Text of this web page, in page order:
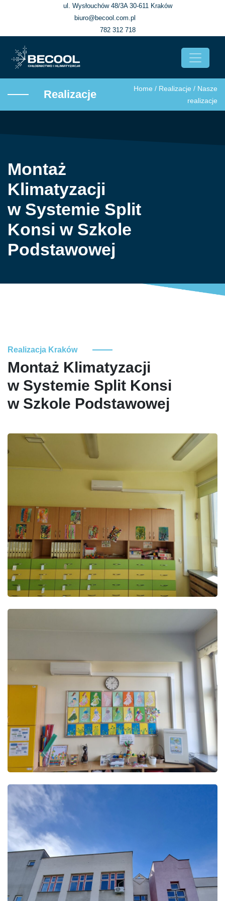
ul. Wysłouchów 48/3A 30-611 Kraków
biuro@becool.com.pl
782 312 718
Realizacje Home / Realizacje / Nasze
realizacje
Montaż
Klimatyzacji
w Systemie Split
Konsi w Szkole
Podstawowej
Realizacja Kraków
Montaż Klimatyzacji
w Systemie Split Konsi
w Szkole Podstawowej